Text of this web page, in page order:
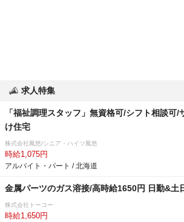
求人特集
「福祉調理スタッフ」無資格可/シフト相談可/
け住宅
株式会社鳳悠/シニア・ハイツ鳳悠
時給1,075円
アルバイト・パート / 北海道
金属パーツのガス溶接/高時給1650円 日勤&土
株式会社トーコー
時給1,650円